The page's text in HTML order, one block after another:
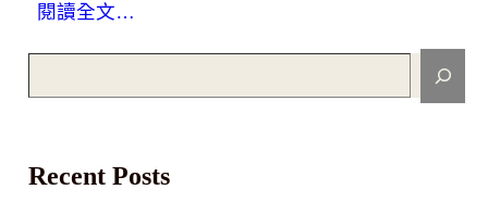
閱讀全文…
e
c
Recent Posts